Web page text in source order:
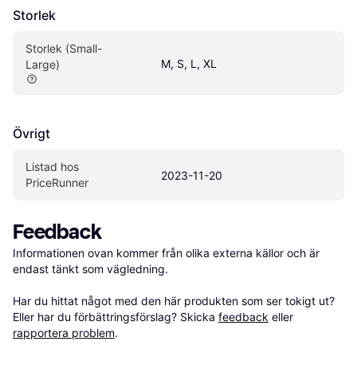
Storlek
Storlek (Small-
Large)
M, S, L, XL
Övrigt
Listad hos
PriceRunner
2023-11-20
Feedback
Informationen ovan kommer från olika externa källor och är
endast tänkt som vägledning.
Har du hittat något med den här produkten som ser tokigt ut?
Eller har du förbättringsförslag? Skicka feedback eller
rapportera problem.